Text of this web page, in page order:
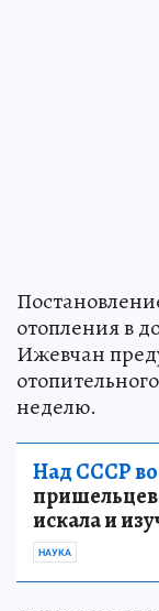
отопления в
Ижевчан
неделю.
Над СССР
искала и
НАУКА